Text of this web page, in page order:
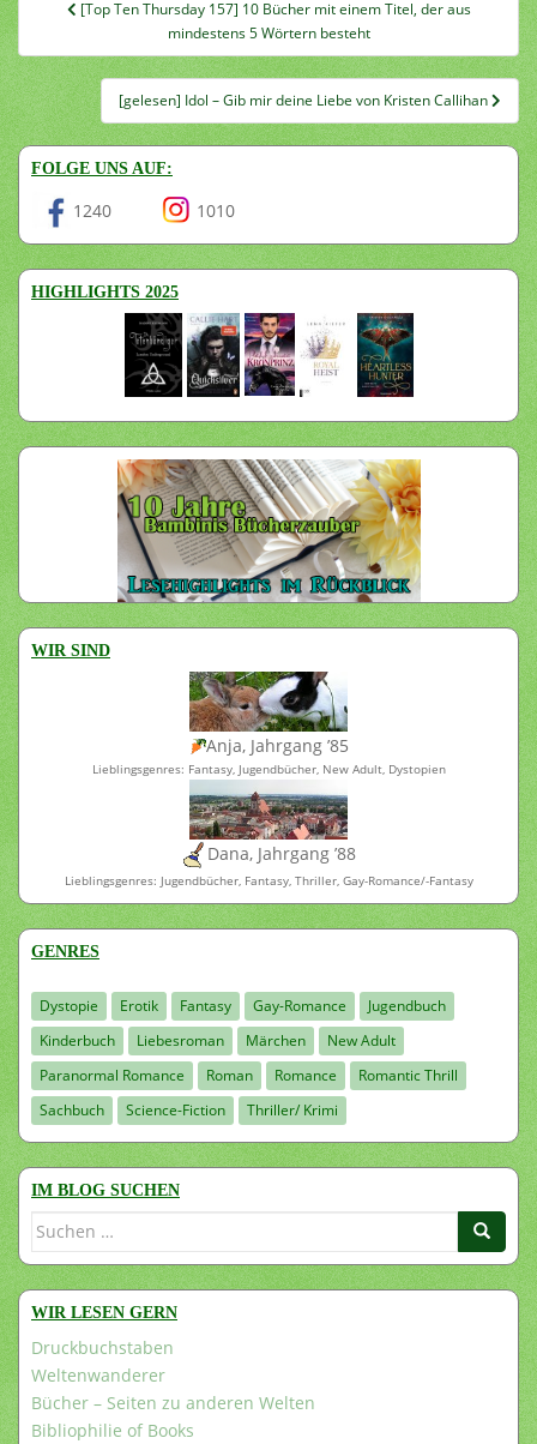
[Top Ten Thursday 157] 10 Bücher mit einem Titel, der aus
mindestens 5 Wörtern besteht
[gelesen] Idol – Gib mir deine Liebe von Kristen Callihan
FOLGE UNS AUF:
1240 1010
HIGHLIGHTS 2025
WIR SIND
Anja, Jahrgang ’85
Lieblingsgenres: Fantasy, Jugendbücher, New Adult, Dystopien
Dana, Jahrgang ’88
Lieblingsgenres: Jugendbücher, Fantasy, Thriller, Gay-Romance/-Fantasy
GENRES
Dystopie Erotik Fantasy Gay-Romance
Jugendbuch
Kinderbuch
Liebesroman Märchen
New Adult
Paranormal Romance
Roman Romance
Romantic Thrill
Sachbuch
Science-Fiction Thriller/ Krimi
IM BLOG SUCHEN
Suchen
WIR LESEN GERN
Druckbuchstaben
Weltenwanderer
Bücher – Seiten zu anderen Welten
Bibliophilie of Books